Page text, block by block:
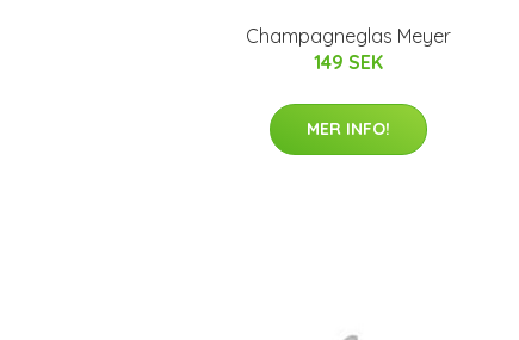
Champagneglas Meyer
149 SEK
MER INFO!